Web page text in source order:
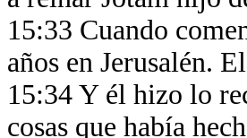
15:33 Cuando
años en Jerusalén.
15:34 Y él hizo lo
cosas que había